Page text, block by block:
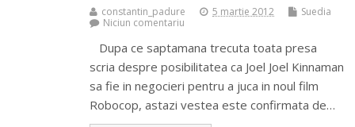
constantin_padure 5 martie 2012
Suedia
Niciun comentariu
Dupa ce saptamana trecuta toata presa
scria despre posibilitatea ca Joel Joel Kinnaman
sa fie in negocieri pentru a juca in noul film
Robocop, astazi vestea este confirmata de…